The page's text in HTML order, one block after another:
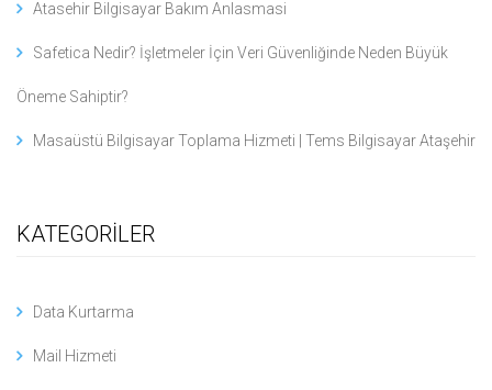
Atasehir Bilgisayar Bakım Anlasmasi
Safetica Nedir? İşletmeler İçin Veri Güvenliğinde Neden Büyük
Öneme Sahiptir?
Masaüstü Bilgisayar Toplama Hizmeti | Tems Bilgisayar Ataşehir
KATEGORİLER
Data Kurtarma
Mail Hizmeti